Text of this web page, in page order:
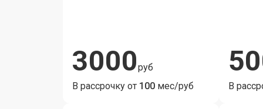
3000руб
В рассрочку от 100 мес/руб В